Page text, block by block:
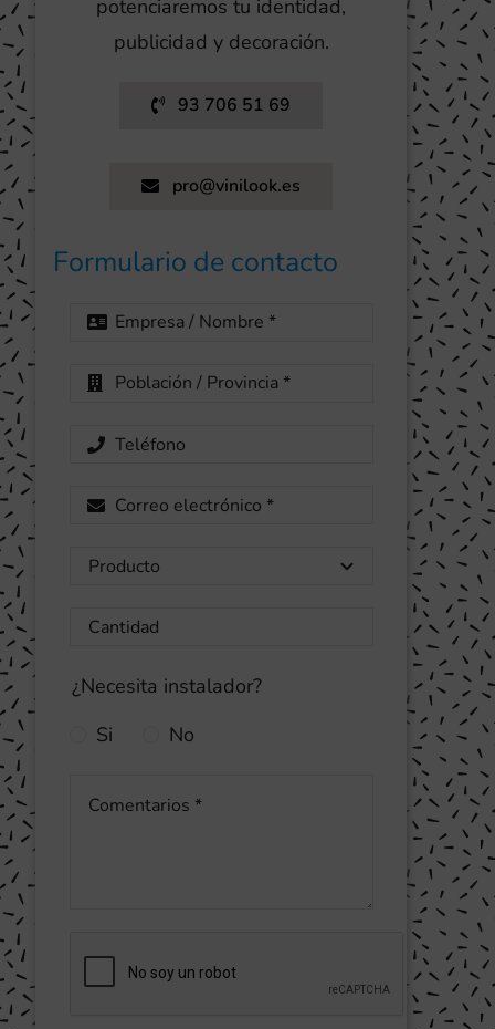
potenciaremos tu identidad,
publicidad y decoración.
93 706 51 69
pro@vinilook.es
Formulario de contacto
¿Necesita instalador?
Si
No